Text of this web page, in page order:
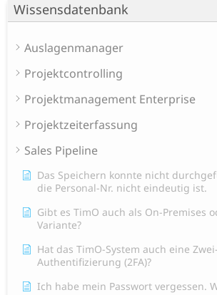
Wissensdatenbank
Auslagenmanager
Projektcontrolling
Projektmanagement Enterprise
Projektzeiterfassung
Sales Pipeline
Das Speichern konnte nicht
die Personal-Nr. nicht eindeutig ist.
Gibt es TimO auch als On-Premises
Variante?
Hat das TimO-System auch eine
Authentifizierung (2FA)?
Ich habe mein Passwort vergessen.